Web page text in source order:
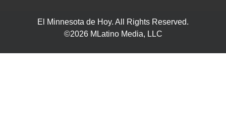
El Minnesota de Hoy. All Rights Reserved.
©2026 MLatino Media, LLC